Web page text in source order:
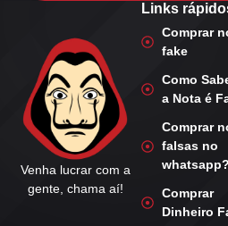
Venha lucrar com a
gente, chama aí!
Links
Comprar
fake
Como
a Nota é
Comprar
falsas no
whatsapp?
Comprar
Dinheiro